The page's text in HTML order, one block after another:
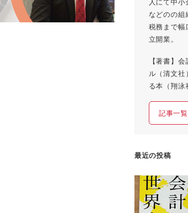
などのの組
税務まで幅
立開業。
【著書】
ル（清文社
る本（翔泳
記事一覧
最近の投稿